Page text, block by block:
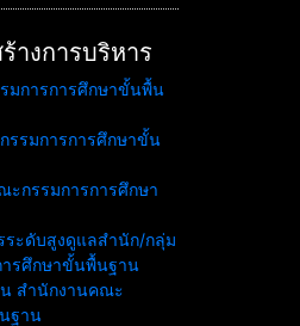
างการบริหาร
มการการศึกษาขั้นพื้น
รรมการการศึกษาขั้น
กรรมการการศึกษา
ระดับสูงดูแลสำนัก/กลุ่ม
รศึกษาขั้นพื้นฐาน
น สำนักงานคณะ
ฐาน